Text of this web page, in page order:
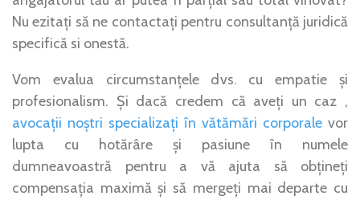
Nu ezitați să ne contactați pentru consultanță juridică
specifică si onestă.
Vom evalua circumstanțele dvs. cu empatie și
profesionalism. Și dacă credem că aveți un caz ,
avocații noștri specializați în vătămări corporale vor
lupta cu hotărâre și pasiune în numele
dumneavoastră pentru a vă ajuta să obțineți
compensația maximă și să mergeți mai departe cu